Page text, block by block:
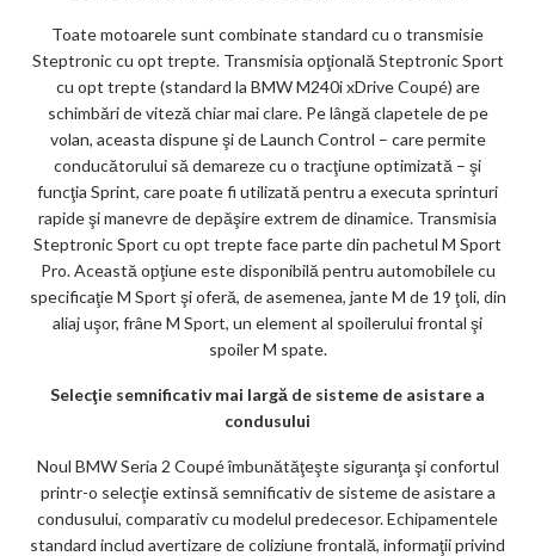
Toate motoarele sunt combinate standard cu o transmisie
Steptronic cu opt trepte. Transmisia opţională Steptronic Sport
cu opt trepte (standard la BMW M240i xDrive Coupé) are
schimbări de viteză chiar mai clare. Pe lângă clapetele de pe
volan, aceasta dispune şi de Launch Control – care permite
conducătorului să demareze cu o tracţiune optimizată – şi
funcţia Sprint, care poate fi utilizată pentru a executa sprinturi
rapide şi manevre de depăşire extrem de dinamice. Transmisia
Steptronic Sport cu opt trepte face parte din pachetul M Sport
Pro. Această opţiune este disponibilă pentru automobilele cu
specificaţie M Sport şi oferă, de asemenea, jante M de 19 ţoli, din
aliaj uşor, frâne M Sport, un element al spoilerului frontal şi
spoiler M spate.
Selecţie semnificativ mai largă de sisteme de asistare a
condusului
Noul BMW Seria 2 Coupé îmbunătăţeşte siguranţa şi confortul
printr-o selecţie extinsă semnificativ de sisteme de asistare a
condusului, comparativ cu modelul predecesor. Echipamentele
standard includ avertizare de coliziune frontală, informaţii privind